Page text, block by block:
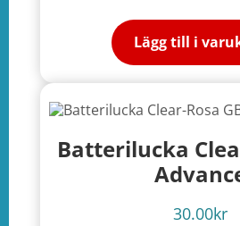
Lägg till i
Batterilucka
30.00kr